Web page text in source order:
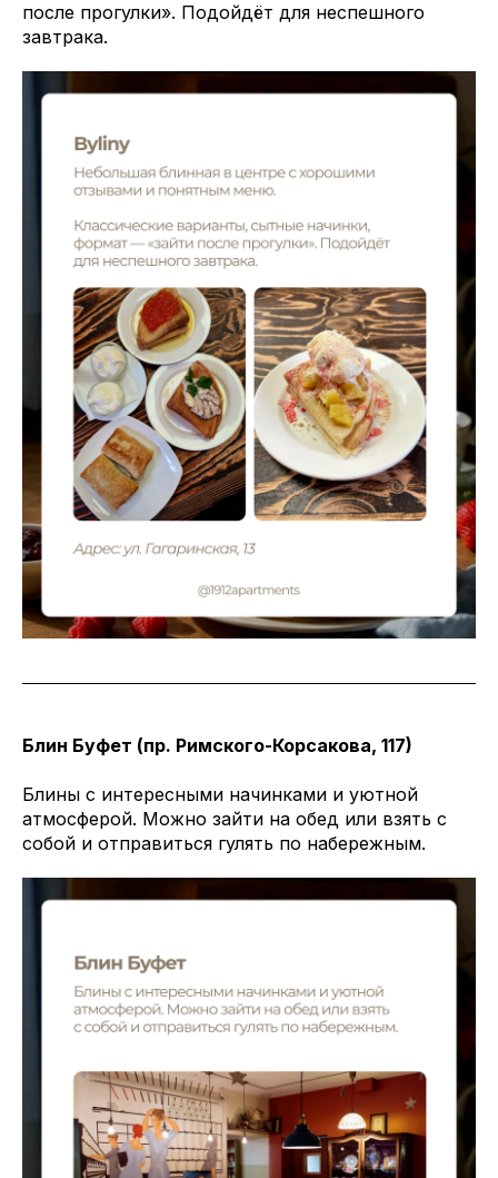
после прогулки». Подойдёт для неспешного
завтрака.
Блин Буфет (пр. Римского-Корсакова, 117)
Блины с интересными начинками и уютной
атмосферой. Можно зайти на обед или взять с
собой и отправиться гулять по набережным.